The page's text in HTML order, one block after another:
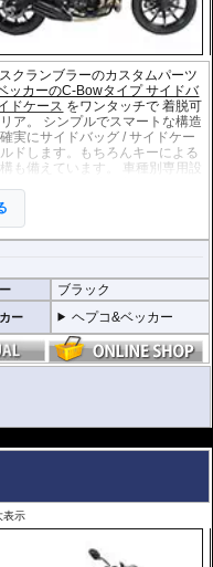
クランブラーのカスタムパーツ
ッカーのC-Bowタイプ サイドバ
ドケース をワンタッチで 着脱可
ア。 シンプルでスマートな構造
実にサイドバッグ / サイドケー
ドします。もちろんキーによる
も備えています。 車種別専用設
片側 5kg (ケース、バッグの自重
さい。
30mm 上方または下方に移設す
ブラック
ー ヘプコ&ベッカー
ジを開きます。
価格
￥75,900(税込)
表示